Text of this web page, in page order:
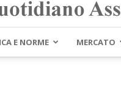
Assinews.it
E NORME MERCATO